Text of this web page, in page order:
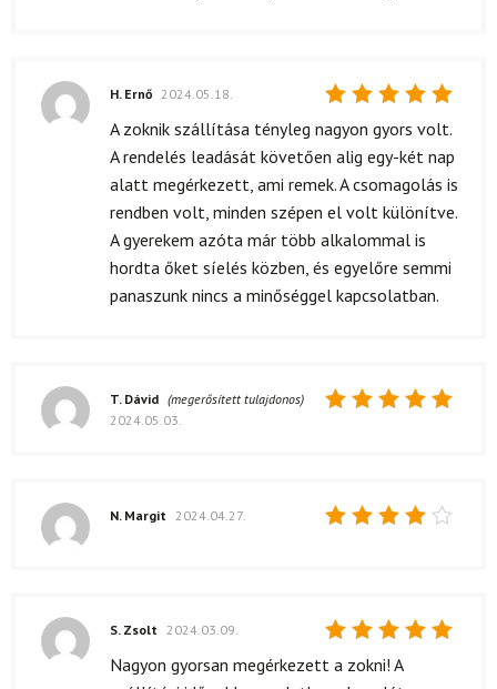
Értékelés:
5/ 5
H. Ernő 2024.05.18.
A zoknik szállítása tényleg nagyon gyors volt.
A rendelés leadását követően alig egy-két nap
alatt megérkezett, ami remek. A csomagolás is
rendben volt, minden szépen el volt különítve.
A gyerekem azóta már több alkalommal is
hordta őket síelés közben, és egyelőre semmi
panaszunk nincs a minőséggel kapcsolatban.
T. Dávid (megerősített tulajdonos)
2024.05.03.
N. Margit 2024.04.27.
Értékelés:
S. Zsolt 2024.03.09.
Nagyon gyorsan megérkezett a zokni! A